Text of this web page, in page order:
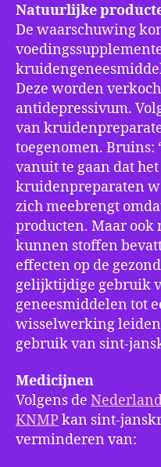
Natuurlijke
De waarschuwing
Deze worden
antidepressivum.
van
toegenomen. Bruins:
vanuit te gaan dat
kruidenpreparaten
zich meebrengt
producten. Maar
kunnen stoffen
effecten op de
gelijktijdige gebruik
geneesmiddelen tot
wisselwerking
gebruik van sint-
Medicijnen
Volgens de
KNMPkan sint-
verminderen van: